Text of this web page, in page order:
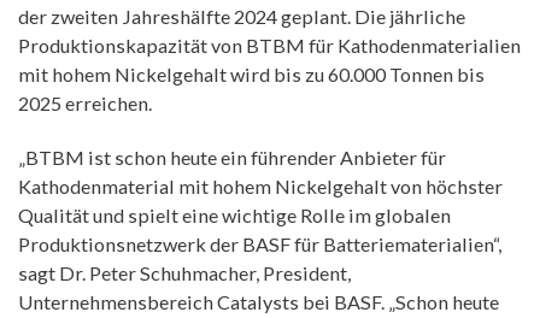
der zweiten Jahreshälfte 2024 geplant. Die jährliche
Produktionskapazität von BTBM für Kathodenmaterialien
mit hohem Nickelgehalt wird bis zu 60.000 Tonnen bis
2025 erreichen.
„BTBM ist schon heute ein führender Anbieter für
Kathodenmaterial mit hohem Nickelgehalt von höchster
Qualität und spielt eine wichtige Rolle im globalen
Produktionsnetzwerk der BASF für Batteriematerialien“,
sagt Dr. Peter Schuhmacher, President,
Unternehmensbereich Catalysts bei BASF. „Schon heute